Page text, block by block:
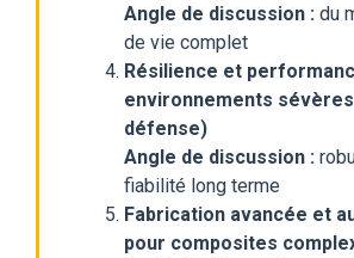
Angle de discussion : du
de vie complet
Résilience et
environnements
défense)
Angle de discussion :
fiabilité long terme
Fabrication avancée et
pour composites